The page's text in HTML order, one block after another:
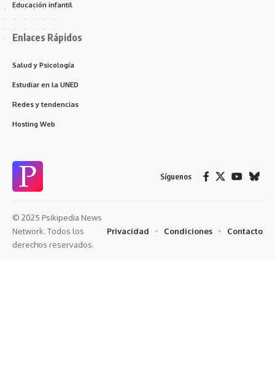
Educación infantil
Enlaces Rápidos
Salud y Psicología
Estudiar en la UNED
Redes y tendencias
Hosting Web
Síguenos
© 2025 Psikipedia News
Network. Todos los
derechos reservados.
Privacidad Condiciones Contacto